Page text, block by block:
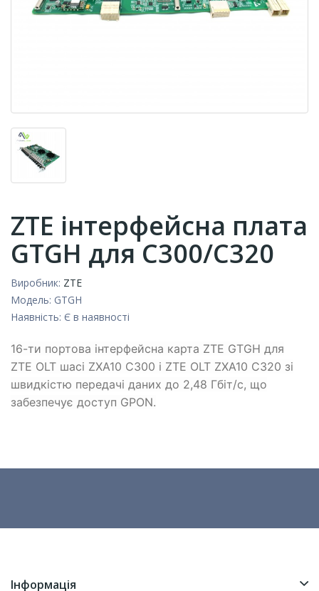
ZTE інтерфейсна плата
GTGH для C300/С320
Виробник: ZTE
Модель: GTGH
Наявність: Є в наявності
16-ти портова інтерфейсна карта ZTE GTGH для
ZTE OLT шасі ZXA10 C300 і ZTE OLT ZXA10 C320 зі
швидкістю передачі даних до 2,48 Гбіт/с, що
забезпечує доступ GPON.
Інформація